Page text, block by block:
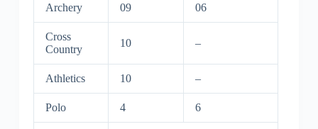
Archery 09 06
Cross
Country
10 –
Athletics 10 –
Polo 4 6